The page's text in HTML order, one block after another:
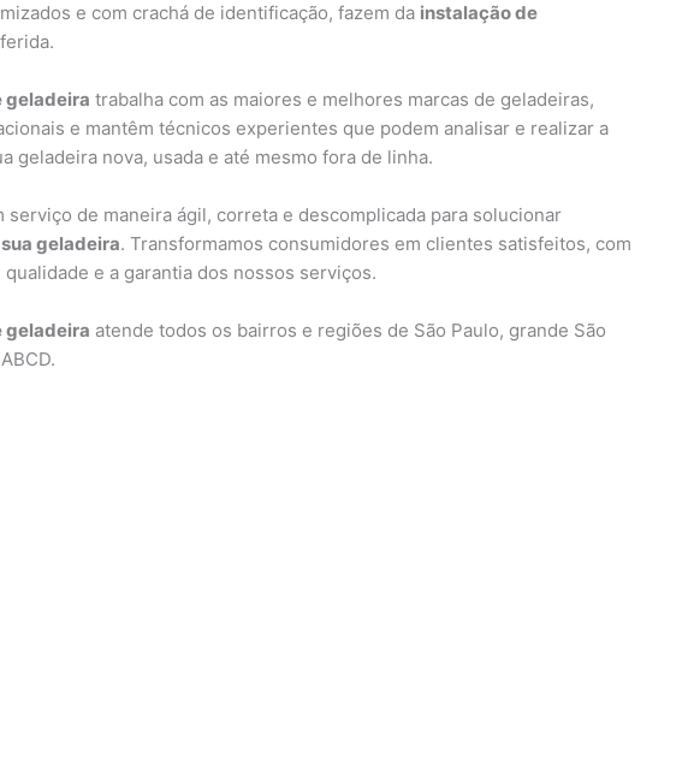
e com crachá de identificação, fazem da instalação de
geladeira trabalha com as maiores e melhores marcas de geladeiras,
e mantêm técnicos experientes que podem analisar e realizar a
geladeira nova, usada e até mesmo fora de linha.
serviço de maneira ágil, correta e descomplicada para solucionar
geladeira. Transformamos consumidores em clientes satisfeitos, com
e a garantia dos nossos serviços.
geladeira atende todos os bairros e regiões de São Paulo, grande São